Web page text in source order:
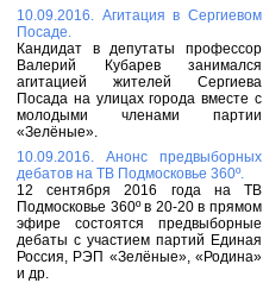
10.09.2016. Агитация в Сергиевом
Посаде.
Кандидат в депутаты профессор
Валерий Кубарев занимался
агитацией жителей Сергиева
Посада на улицах города вместе с
молодыми членами партии
«Зелёные».
10.09.2016. Анонс предвыборных
дебатов на ТВ Подмосковье 360º.
12 сентября 2016 года на ТВ
Подмосковье 360º в 20-20 в прямом
эфире состоятся предвыборные
дебаты с участием партий Единая
Россия, РЭП «Зелёные», «Родина»
и др.